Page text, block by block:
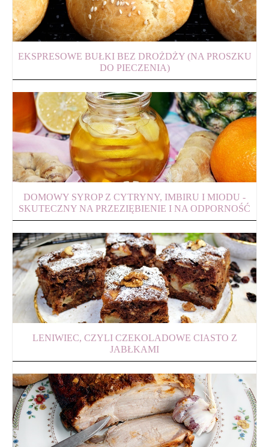
EKSPRESOWE BUŁKI BEZ DROŻDŻY (NA PROSZKU
DO PIECZENIA)
DOMOWY SYROP Z CYTRYNY, IMBIRU I MIODU -
SKUTECZNY NA PRZEZIĘBIENIE I NA ODPORNOŚĆ
LENIWIEC, CZYLI CZEKOLADOWE CIASTO Z
JABŁKAMI